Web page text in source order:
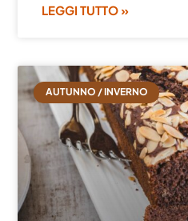
LEGGI TUTTO »
AUTUNNO / INVERNO